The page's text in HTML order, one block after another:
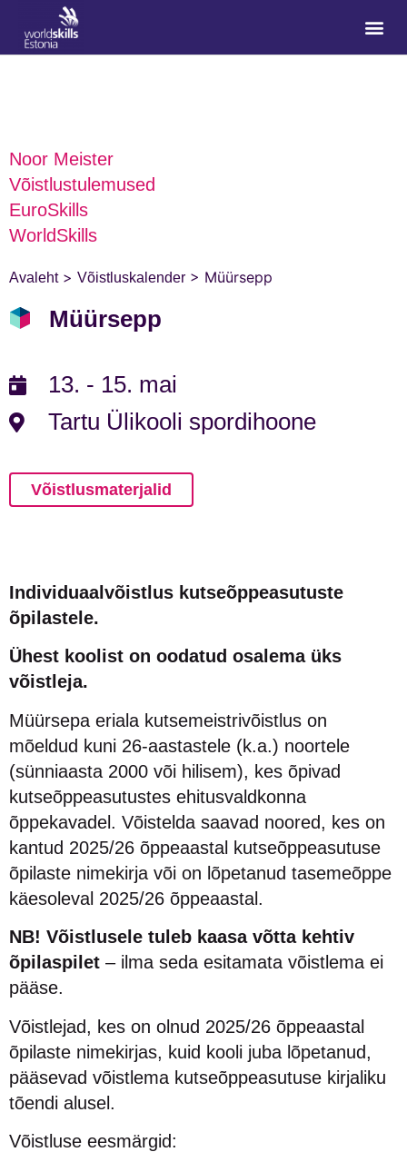
Noor Meister
Võistlustulemused
EuroSkills
WorldSkills
Avaleht> Võistluskalender > Müürsepp
Müürsepp
13. - 15. mai
Tartu Ülikooli spordihoone
Võistlusmaterjalid
Individuaalvõistlus kutseõppeasutuste
õpilastele.
Ühest koolist on oodatud osalema üks
võistleja.
Müürsepa eriala kutsemeistrivõistlus on
mõeldud kuni 26-aastastele (k.a.) noortele
(sünniaasta 2000 või hilisem), kes õpivad
kutseõppeasutustes ehitusvaldkonna
õppekavadel. Võistelda saavad noored, kes on
kantud 2025/26 õppeaastal kutseõppeasutuse
õpilaste nimekirja või on lõpetanud tasemeõppe
käesoleval 2025/26 õppeaastal.
NB! Võistlusele tuleb kaasa võtta kehtiv
õpilaspilet – ilma seda esitamata võistlema ei
pääse.
Võistlejad, kes on olnud 2025/26 õppeaastal
õpilaste nimekirjas, kuid kooli juba lõpetanud,
pääsevad võistlema kutseõppeasutuse kirjaliku
tõendi alusel.
Võistluse eesmärgid: